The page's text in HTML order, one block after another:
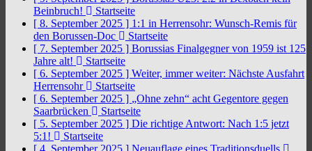
Beinbruch!
Startseite
[ 8. September 2025 ] 1:1 in Herrensohr: Wunsch-Remis für
den Borussen-Doc
Startseite
[ 7. September 2025 ] Borussias Finalgegner von 1959 ist 125
Jahre alt!
Startseite
[ 6. September 2025 ] Weiter, immer weiter: Nächste Ausfahrt
Herrensohr
Startseite
[ 6. September 2025 ] „Ohne zehn“ acht Gegentore gegen
Saarbrücken
Startseite
[ 5. September 2025 ] Die richtige Antwort: Nach 1:5 jetzt
5:1!
Startseite
[ 4. September 2025 ] Neuauflage eines Traditionsduells